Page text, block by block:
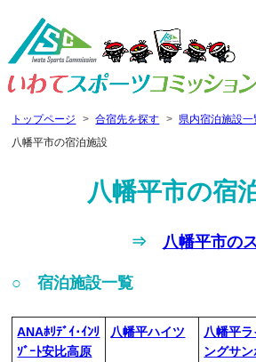
トップページ 合宿先を探す
県内宿泊施設一
八幡平市の宿泊施設
八幡平市の宿
⇒ 八幡平市の
○ 宿泊施設一覧
ANAﾎﾘﾃﾞｲ･ｲﾝﾘ
ｿﾞｰﾄ安比高原
八幡平ハイツ
八幡平
ングサ